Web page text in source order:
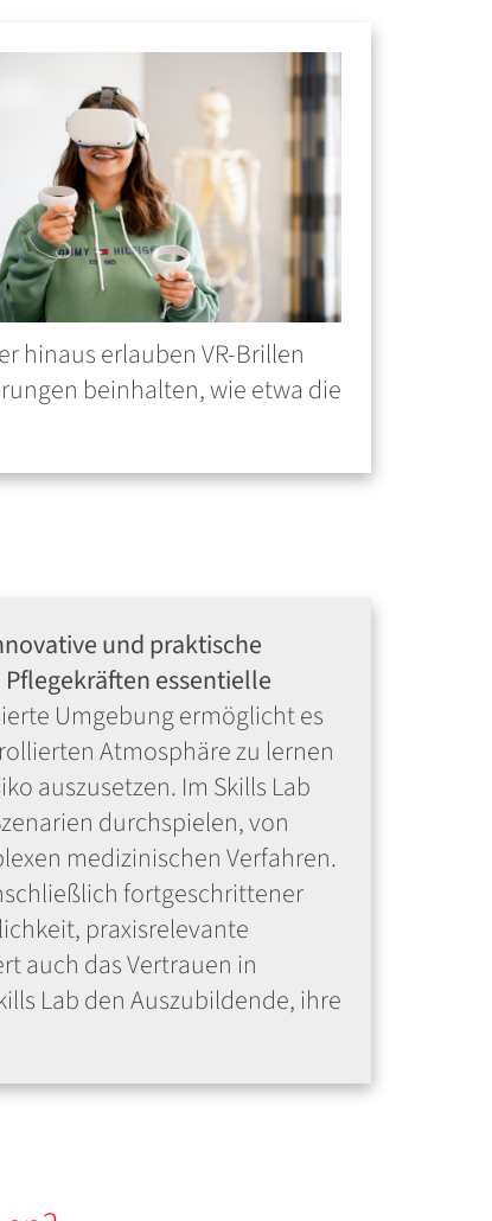
hinaus erlauben VR-Brillen
beinhalten, wie etwa die
und praktische
essentielle
Umgebung ermöglicht es
Atmosphäre zu lernen
auszusetzen. Im Skills Lab
durchspielen, von
medizinischen Verfahren.
fortgeschrittener
praxisrelevante
auch das Vertrauen in
Lab den Auszubildende, ihre